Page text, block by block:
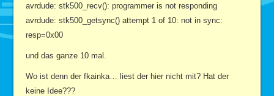
avrdude: stk500_recv(): programmer is not responding
avrdude: stk500_getsync() attempt 1 of 10: not in sync:
resp=0x00
und das ganze 10 mal.
Wo ist denn der fkainka… liest der hier nicht mit? Hat der
keine Idee???